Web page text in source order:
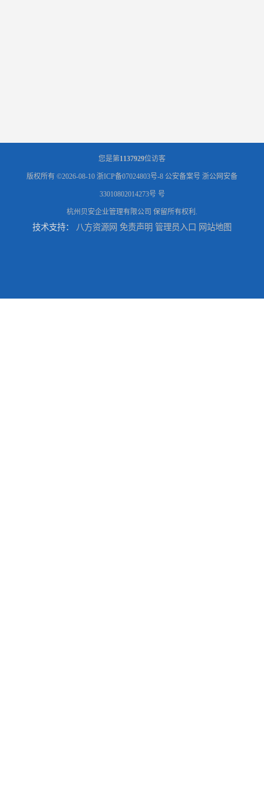
您是第1137929位访客
版权所有 ©2026-08-10 浙ICP备07024803号-8 公安备案号 浙公网安备
33010802014273号 号
杭州贝安企业管理有限公司 保留所有权利.
技术支持： 八方资源网 免责声明 管理员入口 网站地图